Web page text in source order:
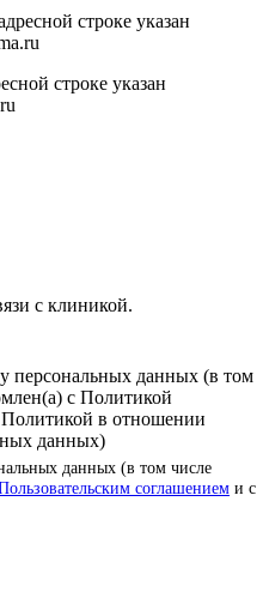
строке указан
строке указан
с клиникой.
персональных данных (в том
с Политикой
Политикой в отношении
данных)
данных (в том числе
соглашением и с